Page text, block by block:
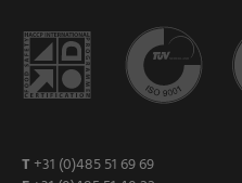
T +31 (0)485 51 69 69